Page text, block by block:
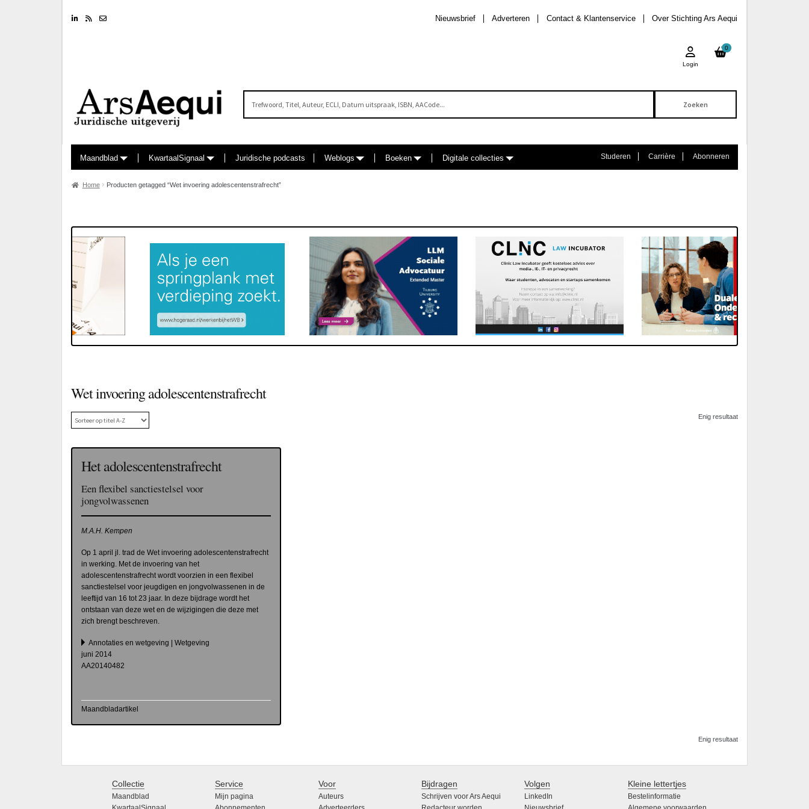
LinkedinRSS feed Over Stichting Ars Aequi
Contact & Klantenservice
Adverteren
Nieuwsbrief
0
Login
Maandblad KwartaalSignaal Juridische podcasts Weblogs Boeken Digitale collecties Studeren Carrière Abonneren
Home Producten getagged “Wet invoering adolescentenstrafrecht”
Wet invoering adolescentenstrafrecht
Enig resultaat
Het adolescentenstrafrecht
Een flexibel sanctiestelsel voor
jongvolwassenen
M.A.H. Kempen
Op 1 april jl. trad de Wet invoering adolescentenstrafrecht
in werking. Met de invoering van het
adolescentenstrafrecht wordt voorzien in een flexibel
sanctiestelsel voor jeugdigen en jongvolwassenen in de
leeftijd van 16 tot 23 jaar. In deze bijdrage wordt het
ontstaan van deze wet en de wijzigingen die deze met
zich brengt beschreven.
Annotaties en wetgeving | Wetgeving
juni 2014
AA20140482
Maandbladartikel
Enig resultaat
Collectie
Maandblad
Service
Mijn pagina
Voor
Auteurs
Bijdragen
Schrijven voor Ars Aequi
Volgen
LinkedIn
Kleine lettertjes
Bestelinformatie